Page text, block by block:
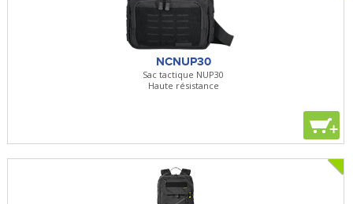
NCNUP30
Sac tactique NUP30
Haute résistance
+